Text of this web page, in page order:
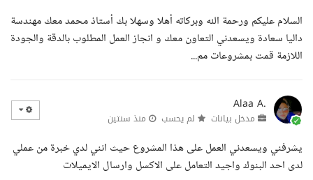
السلام عليكم ورحمة الله وبركاته أهلا وسهلا بك أستاذ محمد معك مهندسة
داليا سعادة ويسعدني التعاون معك و انجاز العمل المطلوب بالدقة والجودة
اللازمة قمت بمشروعات مم...
Alaa A.
مدخل بيانات لم يحسب منذ سنتين
يشرفني ويسعدني العمل على هذا المشروع حيث انني لدي خبرة من عملي
لدى احد البنوك واجيد التعامل على الاكسل وارسال الايميلات